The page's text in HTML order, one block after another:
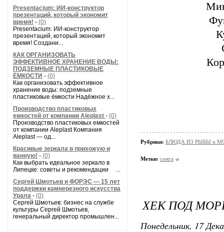
Presentacium: ИИ‑конструктор
презентаций, который экономит
время! - (0)
Presentacium: ИИ‑конструктор
презентаций, который экономит
время! Создани...
КАК ОРГАНИЗОВАТЬ
ЭФФЕКТИВНОЕ ХРАНЕНИЕ ВОДЫ:
ПОДЗЕМНЫЕ ПЛАСТИКОВЫЕ
ЁМКОСТИ - (0)
Как организовать эффективное
хранение воды: подземные
пластиковые ёмкости Надёжное х...
Производство пластиковых
емкостей от компании Aleplast - (0)
Производство пластиковых емкостей
от компании Aleplast Компания
Aleplast — од...
Красивые зеркала в прихожую и
ванную! - (0)
Как выбрать идеальное зеркало в
Липецке: советы и рекомендации ...
Сергей Шмотьев и ФОРЭС — 15 лет
поддержки камнерезного искусства
Урала - (0)
Сергей Шмотьев: бизнес на службе
культуры Сергей Шмотьев,
генеральный директор промышлен...
Рубрики: БЛЮДА ИЗ РЫБЫ и
Метки: семга
ХЕК ПОД
Понедельник, 17